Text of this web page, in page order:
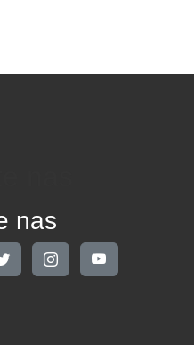
nas